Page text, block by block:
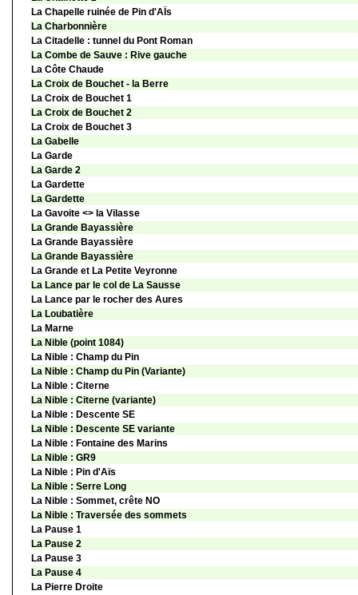
La Chapelle ruinée de Pin d'AÏs
La Charbonnière
La Citadelle : tunnel du Pont Roman
La Combe de Sauve : Rive gauche
La Côte Chaude
La Croix de Bouchet - la Berre
La Croix de Bouchet 1
La Croix de Bouchet 2
La Croix de Bouchet 3
La Gabelle
La Garde
La Garde 2
La Gardette
La Gardette
La Gavoite <> la Vilasse
La Grande Bayassière
La Grande Bayassière
La Grande Bayassière
La Grande et La Petite Veyronne
La Lance par le col de La Sausse
La Lance par le rocher des Aures
La Loubatière
La Marne
La Nible (point 1084)
La Nible : Champ du Pin
La Nible : Champ du Pin (Variante)
La Nible : Citerne
La Nible : Citerne (variante)
La Nible : Descente SE
La Nible : Descente SE variante
La Nible : Fontaine des Marins
La Nible : GR9
La Nible : Pin d'Aïs
La Nible : Serre Long
La Nible : Sommet, crête NO
La Nible : Traversée des sommets
La Pause 1
La Pause 2
La Pause 3
La Pause 4
La Pierre Droite